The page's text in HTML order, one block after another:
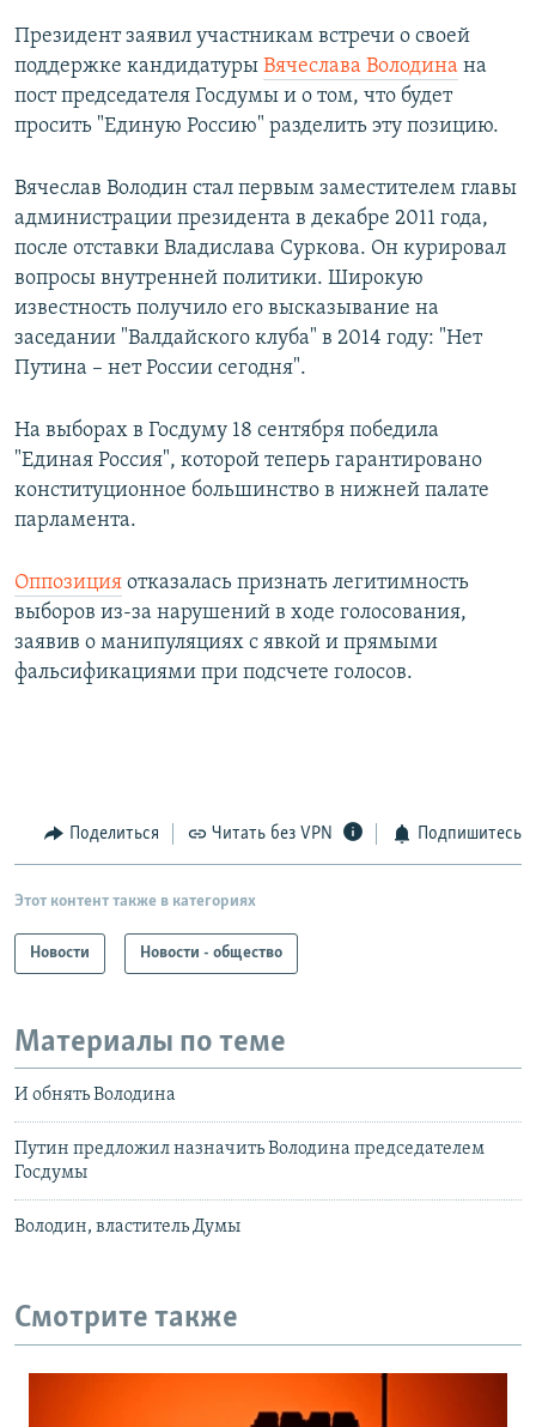
Президент заявил участникам встречи о своей
поддержке кандидатуры Вячеслава Володина на
пост председателя Госдумы и о том, что будет
просить "Единую Россию" разделить эту позицию.
Вячеслав Володин стал первым заместителем главы
администрации президента в декабре 2011 года,
после отставки Владислава Суркова. Он курировал
вопросы внутренней политики. Широкую
известность получило его высказывание на
заседании "Валдайского клуба" в 2014 году: "Нет
Путина – нет России сегодня".
На выборах в Госдуму 18 сентября победила
"Единая Россия", которой теперь гарантировано
конституционное большинство в нижней палате
парламента.
Оппозиция отказалась признать легитимность
выборов из-за нарушений в ходе голосования,
заявив о манипуляциях с явкой и прямыми
фальсификациями при подсчете голосов.
Поделиться Читать без VPN Подпишитесь
Этот контент также в категориях
Новости Новости - общество
Материалы по теме
И обнять Володина
Путин предложил назначить Володина председателем
Госдумы
Володин, властитель Думы
Смотрите также